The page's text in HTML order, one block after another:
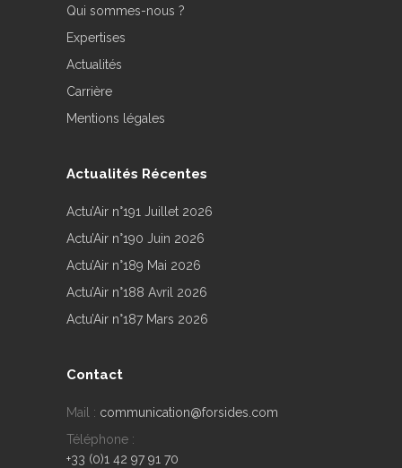
Qui sommes-nous ?
Expertises
Actualités
Carrière
Mentions légales
Actualités Récentes
Actu’Air n°191 Juillet 2026
Actu’Air n°190 Juin 2026
Actu’Air n°189 Mai 2026
Actu’Air n°188 Avril 2026
Actu’Air n°187 Mars 2026
Contact
Mail : communication@forsides.com
Téléphone :
+33 (0)1 42 97 91 70